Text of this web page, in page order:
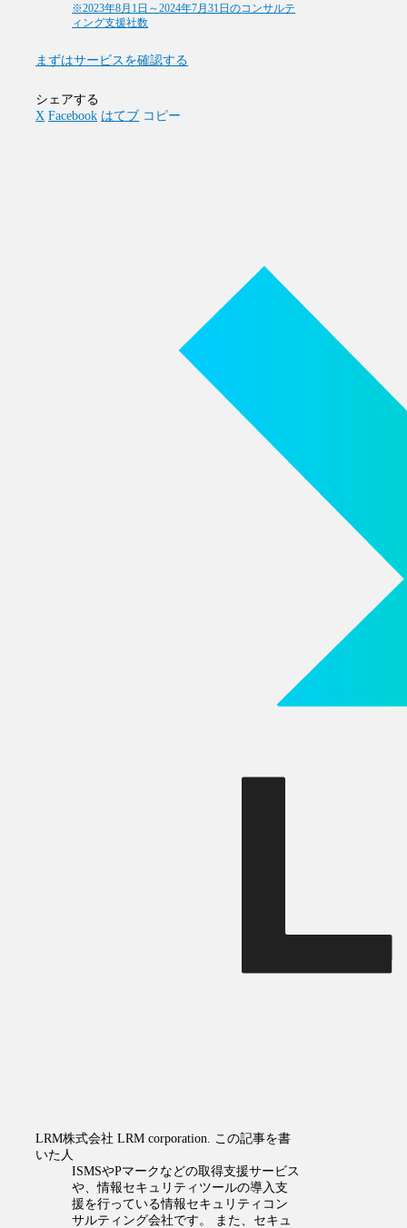
※2023年8月1日～2024年7月31日のコンサルテ
ィング支援社数
まずはサービスを確認する
シェアする
X Facebook はてブ コピー
LRM株式会社 LRM corporation.
この記事を書
いた人
ISMSやPマークなどの取得支援サービス
や、情報セキュリティツールの導入支
援を行っている情報セキュリティコン
サルティング会社です。 また、セキュ